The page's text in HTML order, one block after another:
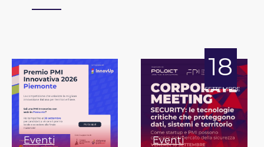
Eventi
18
SETTEMBRE
Eventi